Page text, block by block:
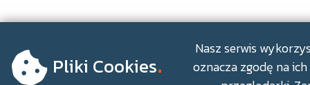
Pliki Cookies.
Nasz serwis
oznacza zgodę na